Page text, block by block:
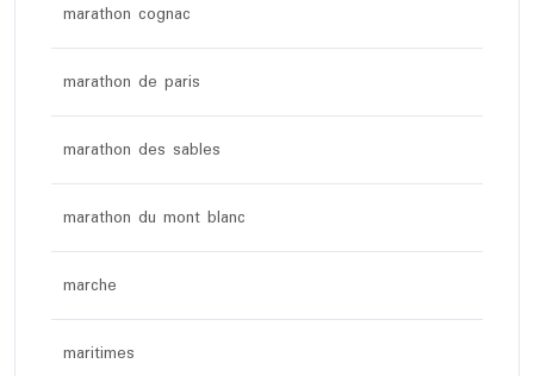
marathon cognac
marathon de paris
marathon des sables
marathon du mont blanc
marche
maritimes